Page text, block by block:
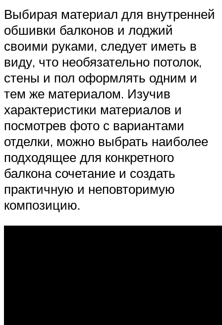
Выбирая материал для внутренней
обшивки балконов и лоджий
своими руками, следует иметь в
виду, что необязательно потолок,
стены и пол оформлять одним и
тем же материалом. Изучив
характеристики материалов и
посмотрев фото с вариантами
отделки, можно выбрать наиболее
подходящее для конкретного
балкона сочетание и создать
практичную и неповторимую
композицию.